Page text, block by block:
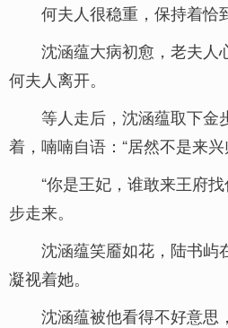
何夫人很稳重，保持着恰
沈涵蕴大病初愈，老夫人
何夫人离开。
等人走后，沈涵蕴取下金
着，喃喃自语：“居然不是来
“你是王妃，谁敢来王府
步走来。
沈涵蕴笑靥如花，陆书屿
凝视着她。
沈涵蕴被他看得不好意思